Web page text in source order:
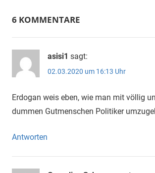
6 KOMMENTARE
asisi1 sagt:
02.03.2020 um 16:13 Uhr
Erdogan weis eben, wie man mit völlig
dummen Gutmenschen Politiker
Antworten